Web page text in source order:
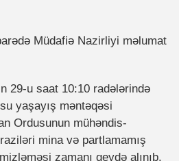
Müdafiə Nazirliyi məlumat
29-u saat 10:10 radələrində
yaşayış məntəqəsi
Ordusunun mühəndis-
mina və partlamamış
zamanı qeydə alınıb.